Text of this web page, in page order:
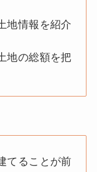
地情報を紹介
地の総額を把
てることが前